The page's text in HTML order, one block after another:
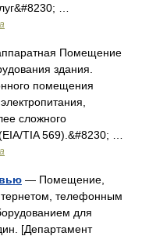
…
Помещение
здания.
помещения
сложного
TIA 569).&#8230; …
— Помещение,
телефонным
для
[Департамент